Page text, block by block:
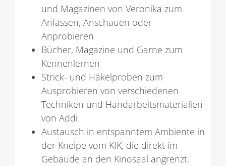
und Magazinen von Veronika zum
Anfassen, Anschauen oder
Anprobieren
Bücher, Magazine und Garne zum
Kennenlernen
Strick- und Häkelproben zum
Ausprobieren von verschiedenen
Techniken und Handarbeitsmaterialien
von Addi
Austausch in entspanntem Ambiente in
der Kneipe vom KIK, die direkt im
Gebäude an den Kinosaal angrenzt.